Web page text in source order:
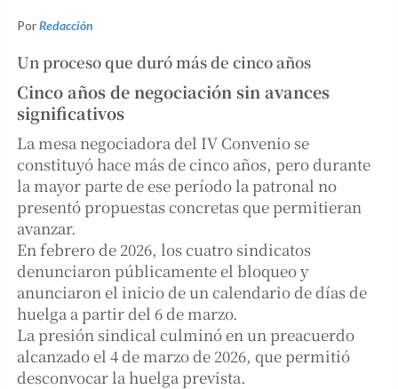
PorRedacción
Un proceso que duró más de cinco años
Cinco años de negociación sin avances
significativos
La mesa negociadora del IV Convenio se
constituyó hace más de cinco años, pero durante
la mayor parte de ese período la patronal no
presentó propuestas concretas que permitieran
avanzar.
En febrero de 2026, los cuatro sindicatos
denunciaron públicamente el bloqueo y
anunciaron el inicio de un calendario de días de
huelga a partir del 6 de marzo.
La presión sindical culminó en un preacuerdo
alcanzado el 4 de marzo de 2026, que permitió
desconvocar la huelga prevista.